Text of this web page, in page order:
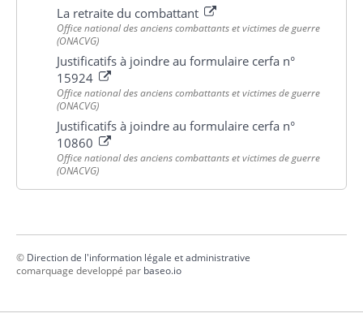
La retraite du combattant
Office national des anciens combattants et victimes de guerre
(ONACVG)
Justificatifs à joindre au formulaire cerfa n°
15924
Office national des anciens combattants et victimes de guerre
(ONACVG)
Justificatifs à joindre au formulaire cerfa n°
10860
Office national des anciens combattants et victimes de guerre
(ONACVG)
© Direction de l'information légale et administrative
comarquage developpé par baseo.io